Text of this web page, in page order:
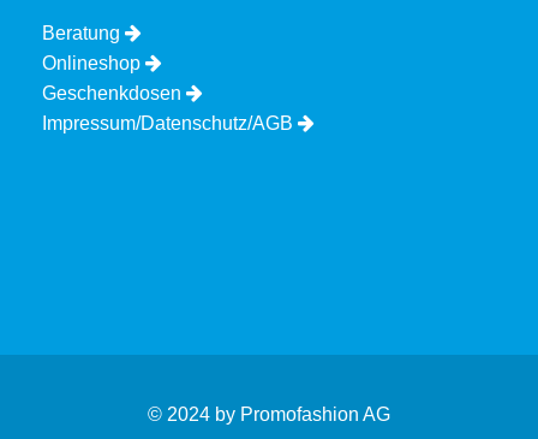
Beratung
Onlineshop
Geschenkdosen
Impressum/Datenschutz/AGB
© 2024 by Promofashion AG